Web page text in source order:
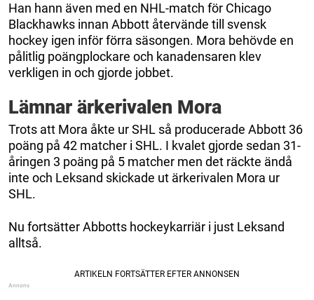
Han hann även med en NHL-match för Chicago
Blackhawks innan Abbott återvände till svensk
hockey igen inför förra säsongen. Mora behövde en
pålitlig poängplockare och kanadensaren klev
verkligen in och gjorde jobbet.
Lämnar ärkerivalen Mora
Trots att Mora åkte ur SHL så producerade Abbott 36
poäng på 42 matcher i SHL. I kvalet gjorde sedan 31-
åringen 3 poäng på 5 matcher men det räckte ändå
inte och Leksand skickade ut ärkerivalen Mora ur
SHL.
Nu fortsätter Abbotts hockeykarriär i just Leksand
alltså.